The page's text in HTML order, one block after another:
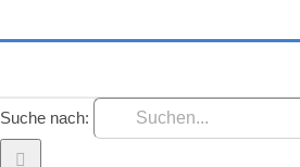
Suche nach: